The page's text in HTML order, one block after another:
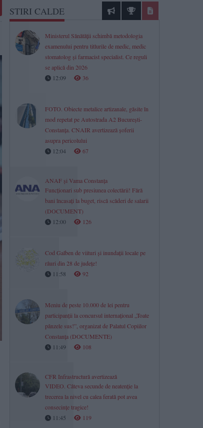
STIRI CALDE
Ministerul Sănătății schimbă metodologia
examenului pentru titlurile de medic, medic
stomatolog și farmacist specialist. Ce reguli
se aplică din 2026
12:09
36
FOTO. Obiecte metalice artizanale, găsite în
mod repetat pe Autostrada A2 București-
Constanța. CNAIR avertizează șoferii
asupra pericolului
12:04
67
ANAF și Vama Constanța
Funcționari sub presiunea colectării! Fără
bani încasați la buget, riscă scăderi de salarii
(DOCUMENT)
12:00
126
Cod Galben de viituri și inundații locale pe
râuri din 28 de județe!
11:58
92
Meniu de peste 10.000 de lei pentru
participanții la concursul internațional „Toate
pânzele sus!”, organizat de Palatul Copiilor
Constanța (DOCUMENTE)
11:49
108
CFR Infrastructură avertizează
VIDEO. Câteva secunde de neatenție la
trecerea la nivel cu calea ferată pot avea
consecințe tragice!
11:45
119